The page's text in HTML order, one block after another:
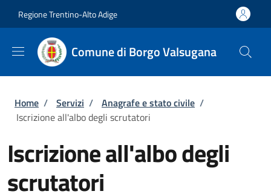
Regione Trentino-Alto Adige
Comune di Borgo Valsugana
Briciole di pane
Home / Servizi / Anagrafe e stato civile /
Iscrizione all'albo degli scrutatori
Iscrizione all'albo degli
scrutatori